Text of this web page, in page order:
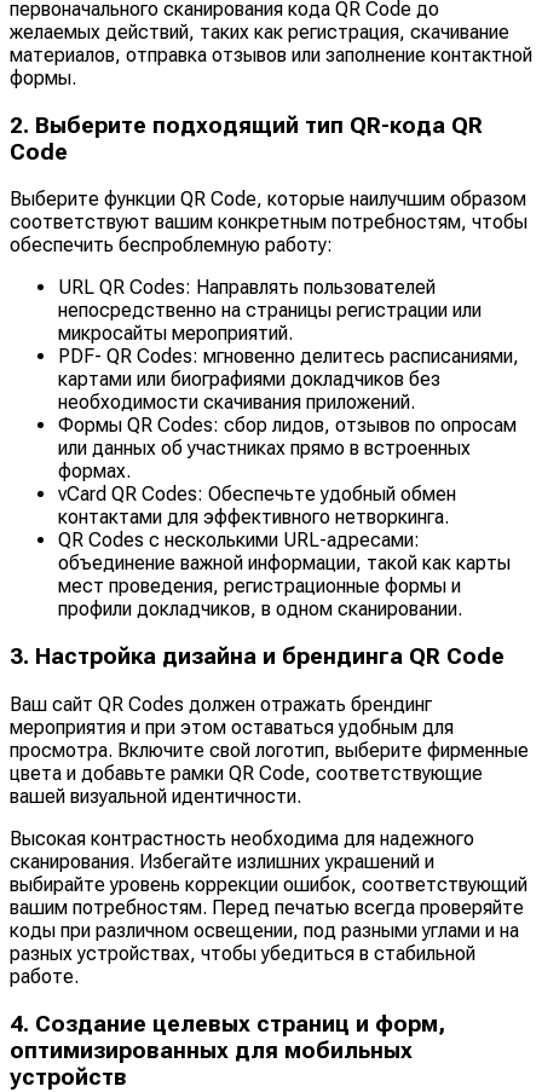
первоначального сканирования кода QR Code до
желаемых действий, таких как регистрация, скачивание
материалов, отправка отзывов или заполнение контактной
формы.
2. Выберите подходящий тип QR-кода QR
Code
Выберите функции QR Code, которые наилучшим образом
соответствуют вашим конкретным потребностям, чтобы
обеспечить беспроблемную работу:
URL QR Codes: Направлять пользователей
непосредственно на страницы регистрации или
микросайты мероприятий.
PDF- QR Codes: мгновенно делитесь расписаниями,
картами или биографиями докладчиков без
необходимости скачивания приложений.
Формы QR Codes: сбор лидов, отзывов по опросам
или данных об участниках прямо в встроенных
формах.
vCard QR Codes: Обеспечьте удобный обмен
контактами для эффективного нетворкинга.
QR Codes с несколькими URL-адресами:
объединение важной информации, такой как карты
мест проведения, регистрационные формы и
профили докладчиков, в одном сканировании.
3. Настройка дизайна и брендинга QR Code
Ваш сайт QR Codes должен отражать брендинг
мероприятия и при этом оставаться удобным для
просмотра. Включите свой логотип, выберите фирменные
цвета и добавьте рамки QR Code, соответствующие
вашей визуальной идентичности.
Высокая контрастность необходима для надежного
сканирования. Избегайте излишних украшений и
выбирайте уровень коррекции ошибок, соответствующий
вашим потребностям. Перед печатью всегда проверяйте
коды при различном освещении, под разными углами и на
разных устройствах, чтобы убедиться в стабильной
работе.
4. Создание целевых страниц и форм,
оптимизированных для мобильных
устройств